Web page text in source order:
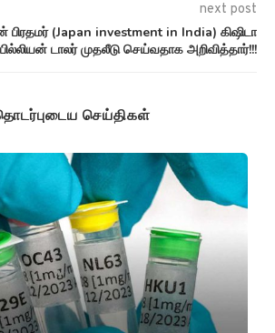
next post
பிரதமர் (Japan investment in India) கிஷிடா
டாலர் முதலீடு செய்வதாக அறிவித்தார்!!!
செய்திகள்